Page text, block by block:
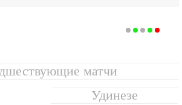
матчи
Удинезе